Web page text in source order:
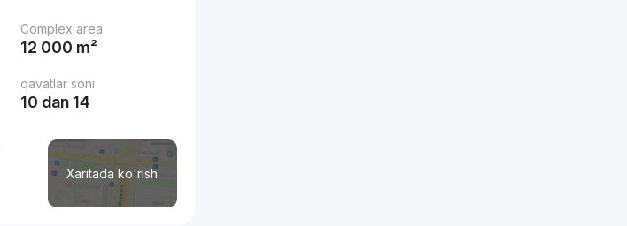
Complex area
12 000 m²
qavatlar soni
10 dan 14
Xaritada ko'rish